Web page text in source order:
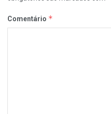
Comentário *